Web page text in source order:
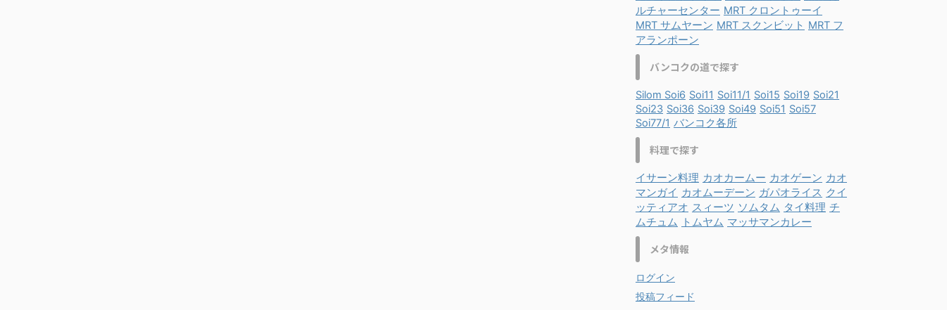
ルチャーセンター MRT クロントゥーイ
MRT サムヤーン MRT スクンビット MRT フ
アランポーン
バンコクの道で探す
Silom Soi6 Soi11 Soi11/1 Soi15 Soi19 Soi21
Soi23 Soi36 Soi39 Soi49 Soi51 Soi57
Soi77/1 バンコク各所
料理で探す
イサーン料理 カオカームー カオゲーン カオ
マンガイ カオムーデーン ガパオライス クイ
ッティアオ スィーツ ソムタム タイ料理 チ
ムチュム
トムヤム マッサマンカレー
メタ情報
ログイン
投稿フィード